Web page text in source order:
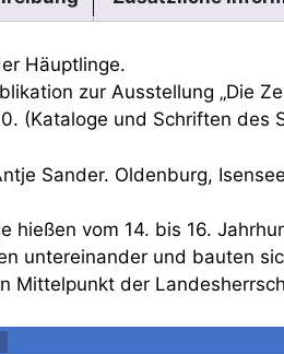
Häuptlinge.
zur Ausstellung „Die
(Kataloge und Schriften des
Sander. Oldenburg,
hießen vom 14. bis 16.
untereinander und bauten
Mittelpunkt der